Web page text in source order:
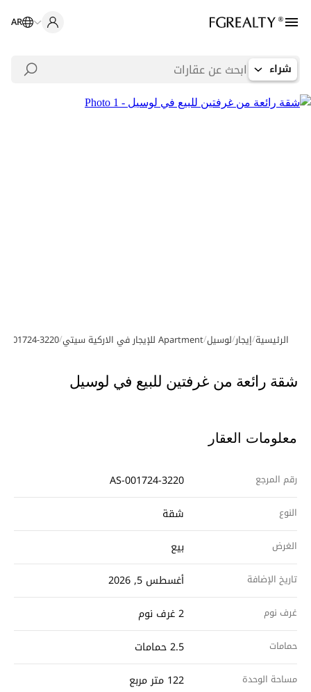
AR
شراء
معرض الصور
الرئيسية/إيجار/لوسيل/Apartment للإيجار في الاركية سيتي /
001724-3220
شقة رائعة من غرفتين للبيع في لوسيل
معلومات العقار
رقم المرجع AS-001724-3220
النوع شقة
الغرض بيع
تاريخ الإضافة أغسطس 5, 2026
غرف نوم 2 غرف نوم
حمامات 2.5 حمامات
مساحة الوحدة 122 متر مربع